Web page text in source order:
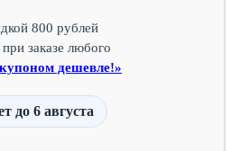
800 рублей
заказе любого
дешевле!»
до 6 августа